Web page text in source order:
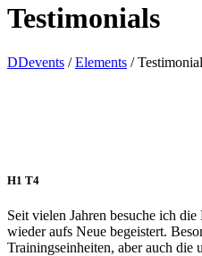
Testimonials
DDevents /Elements /
H1 T4
Seit vielen Jahren besuche ich
wieder aufs Neue begeistert.
Trainingseinheiten, aber auch die